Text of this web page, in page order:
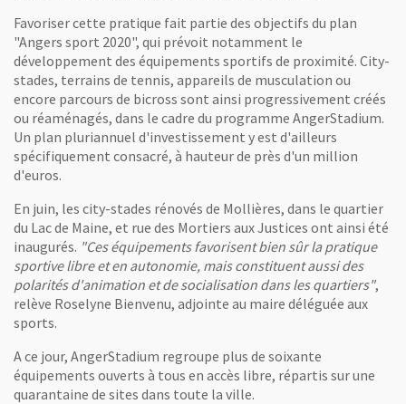
Favoriser cette pratique fait partie des objectifs du plan
"Angers sport 2020", qui prévoit notamment le
développement des équipements sportifs de proximité. City-
stades, terrains de tennis, appareils de musculation ou
encore parcours de bicross sont ainsi progressivement créés
ou réaménagés, dans le cadre du programme AngerStadium.
Un plan pluriannuel d'investissement y est d'ailleurs
spécifiquement consacré, à hauteur de près d'un million
d'euros.
En juin, les city-stades rénovés de Mollières, dans le quartier
du Lac de Maine, et rue des Mortiers aux Justices ont ainsi été
inaugurés. "Ces équipements favorisent bien sûr la pratique
sportive libre et en autonomie, mais constituent aussi des
polarités d'animation et de socialisation dans les quartiers",
relève Roselyne Bienvenu, adjointe au maire déléguée aux
sports.
A ce jour, AngerStadium regroupe plus de soixante
équipements ouverts à tous en accès libre, répartis sur une
quarantaine de sites dans toute la ville.